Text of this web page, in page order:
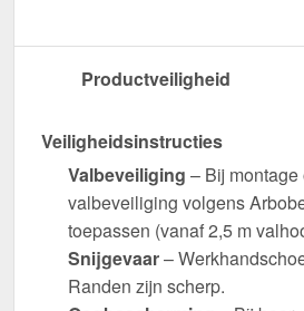
Productveiligheid
Veiligheidsinstructies
Valbeveiliging – Bij
valbeveiliging volgens
toepassen (vanaf 2,5 m
Snijgevaar–
Randen zijn scherp.